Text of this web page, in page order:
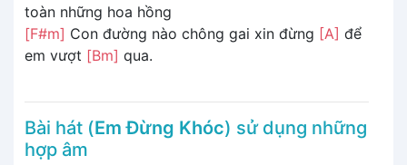
toàn những hoa hồng
[F#m] Con đường nào chông gai xin đừng [A] để
em vượt [Bm] qua.
Bài hát (Em Đừng Khóc) sử dụng những
hợp âm